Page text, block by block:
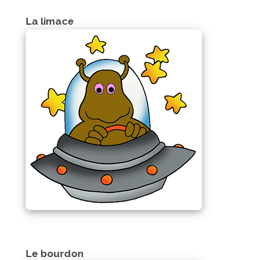
La limace
Le bourdon